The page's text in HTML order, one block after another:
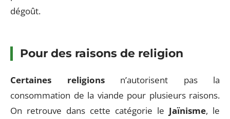
dégoût.
Pour des raisons de religion
Certaines religionsn’autorisent pas la
consommation de la viande pour plusieurs raisons.
On retrouve dans cette catégorie le Jaïnisme, le